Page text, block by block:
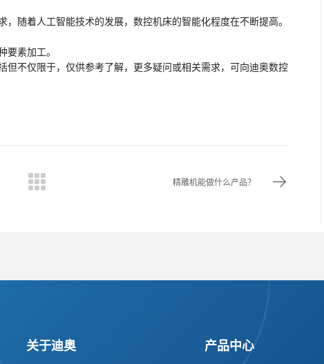
随着人工智能技术的发展，数控机床的智能化程度在不断提高。
要素加工。
但不仅限于，仅供参考了解，更多疑问或相关需求，可向迪奥数控
精雕机能做什么产品？
关于迪奥 产品中心